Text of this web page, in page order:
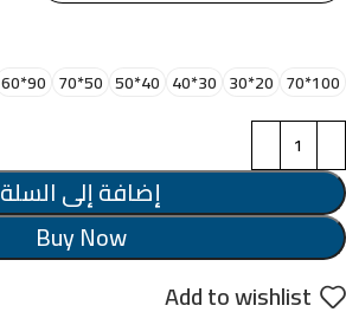
100*70
20*30
30*40
40*50
50*70
90*60
إضافة إلى السلة
Buy Now
Add to wishlist